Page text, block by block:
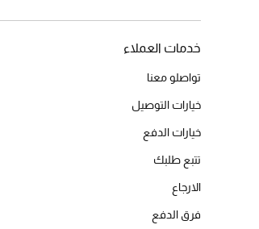
خدمات العملاء
تواصلو معنا
خيارات التوصيل
خيارات الدفع
تتبع طلبك
الارجاع
فرق الدفع